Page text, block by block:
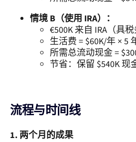
情境 B（使用 IRA）：
€500K 来自 IRA（具
生活费 = $60K/年 × 5
所需总流动现金 =
节省：保留 $540K 现
流程与时间线
1. 两个月的成果